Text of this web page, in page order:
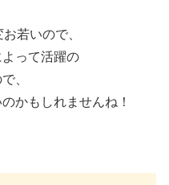
若いので、
って活躍の
、
かもしれませんね！